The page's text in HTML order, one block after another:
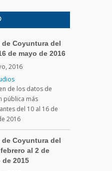
de Coyuntura del
de mayo de 2016
2016
de los datos de
pública más
del 10 al 16 de
2016
de Coyuntura del
al 2 de
de 2015